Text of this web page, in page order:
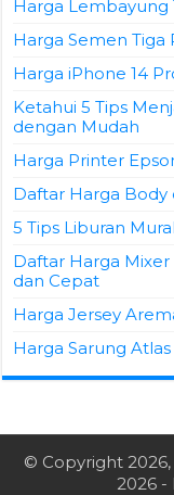
Harga Lembayung
Harga Semen Tiga
Harga iPhone 14
Ketahui 5 Tips
dengan Mudah
Harga Printer
Daftar Harga Body
5 Tips Liburan
Daftar Harga
dan Cepat
Harga Jersey
Harga Sarung
© Copyright 2026,
2026-